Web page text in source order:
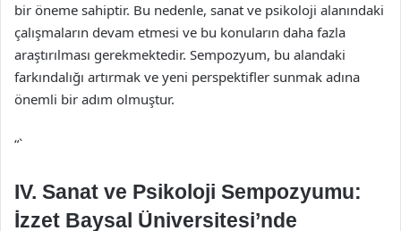
bir öneme sahiptir. Bu nedenle, sanat ve psikoloji alanındaki
çalışmaların devam etmesi ve bu konuların daha fazla
araştırılması gerekmektedir. Sempozyum, bu alandaki
farkındalığı artırmak ve yeni perspektifler sunmak adına
önemli bir adım olmuştur.
“`
IV. Sanat ve Psikoloji Sempozyumu:
İzzet Baysal Üniversitesi’nde